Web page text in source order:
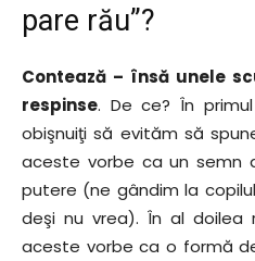
pare rău”?
Contează – însă unele
respinse. De ce? În
obişnuiţi să evităm să
aceste vorbe ca un semn
putere (ne gândim la
deşi nu vrea). În al doilea
aceste vorbe ca o formă